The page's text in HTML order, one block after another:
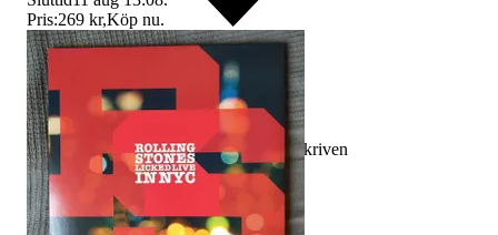
Ersättning om varan inte är som beskriven
Pris:269 kr,Köp nu.